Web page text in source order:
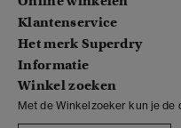
Klantenservice
Het merk Superdry
Informatie
Winkel zoeken
Met de Winkelzoeker kun je de